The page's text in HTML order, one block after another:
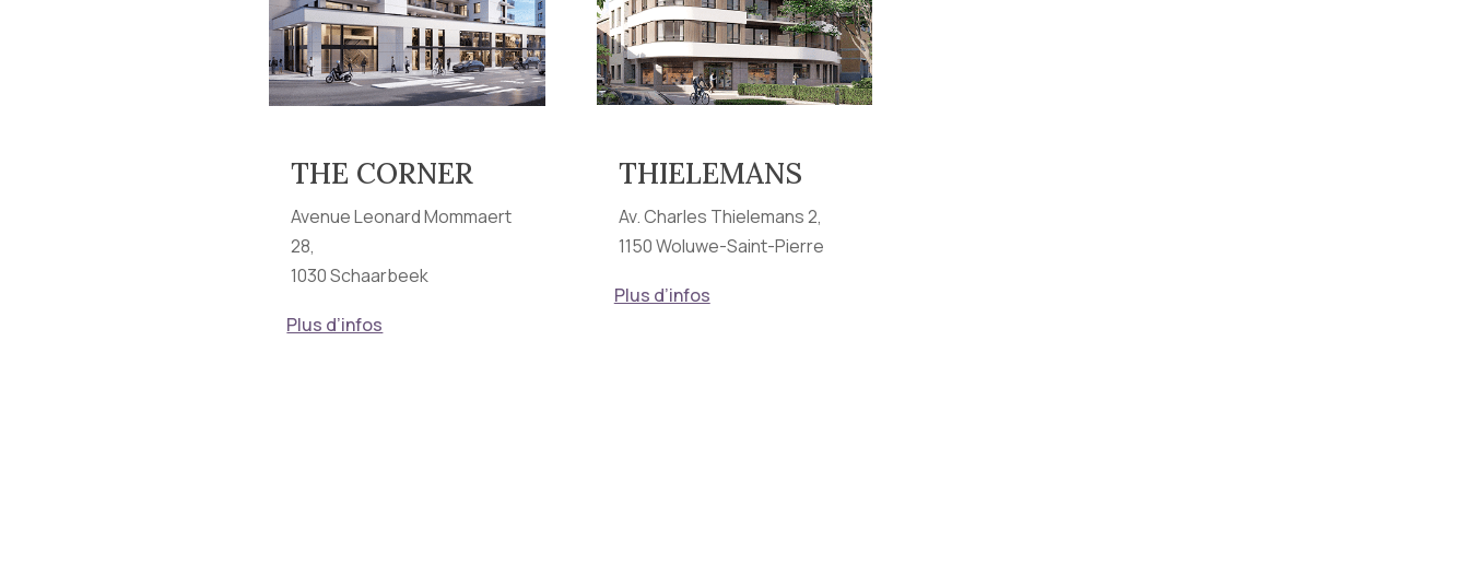
THE CORNER
Avenue Leonard Mommaert
28,
1030 Schaarbeek
Plus d’infos
THIELEMANS
Av. Charles Thielemans 2,
1150 Woluwe-Saint-Pierre
Plus d’infos